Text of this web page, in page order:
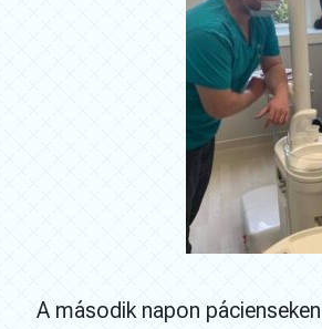
A második napon